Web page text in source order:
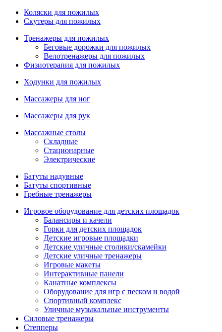
Коляски для пожилых
Скутеры для пожилых
Тренажеры для пожилых
Беговые дорожки для пожилых
Велотренажеры для пожилых
Физиотерапия для пожилых
Ходунки для пожилых
Массажеры для ног
Массажеры для рук
Массажные столы
Складные
Стационарные
Электрические
Батуты надувные
Батуты спортивные
Гребные тренажеры
Игровое оборудование для детских площадок
Балансиры и качели
Горки для детских площадок
Детские игровые площадки
Детские уличные столики/скамейки
Детские уличные тренажеры
Игровые макеты
Интерактивные панели
Канатные комплексы
Оборудование для игр с песком и водой
Спортивный комплекс
Уличные музыкальные инструменты
Силовые тренажеры
Степперы